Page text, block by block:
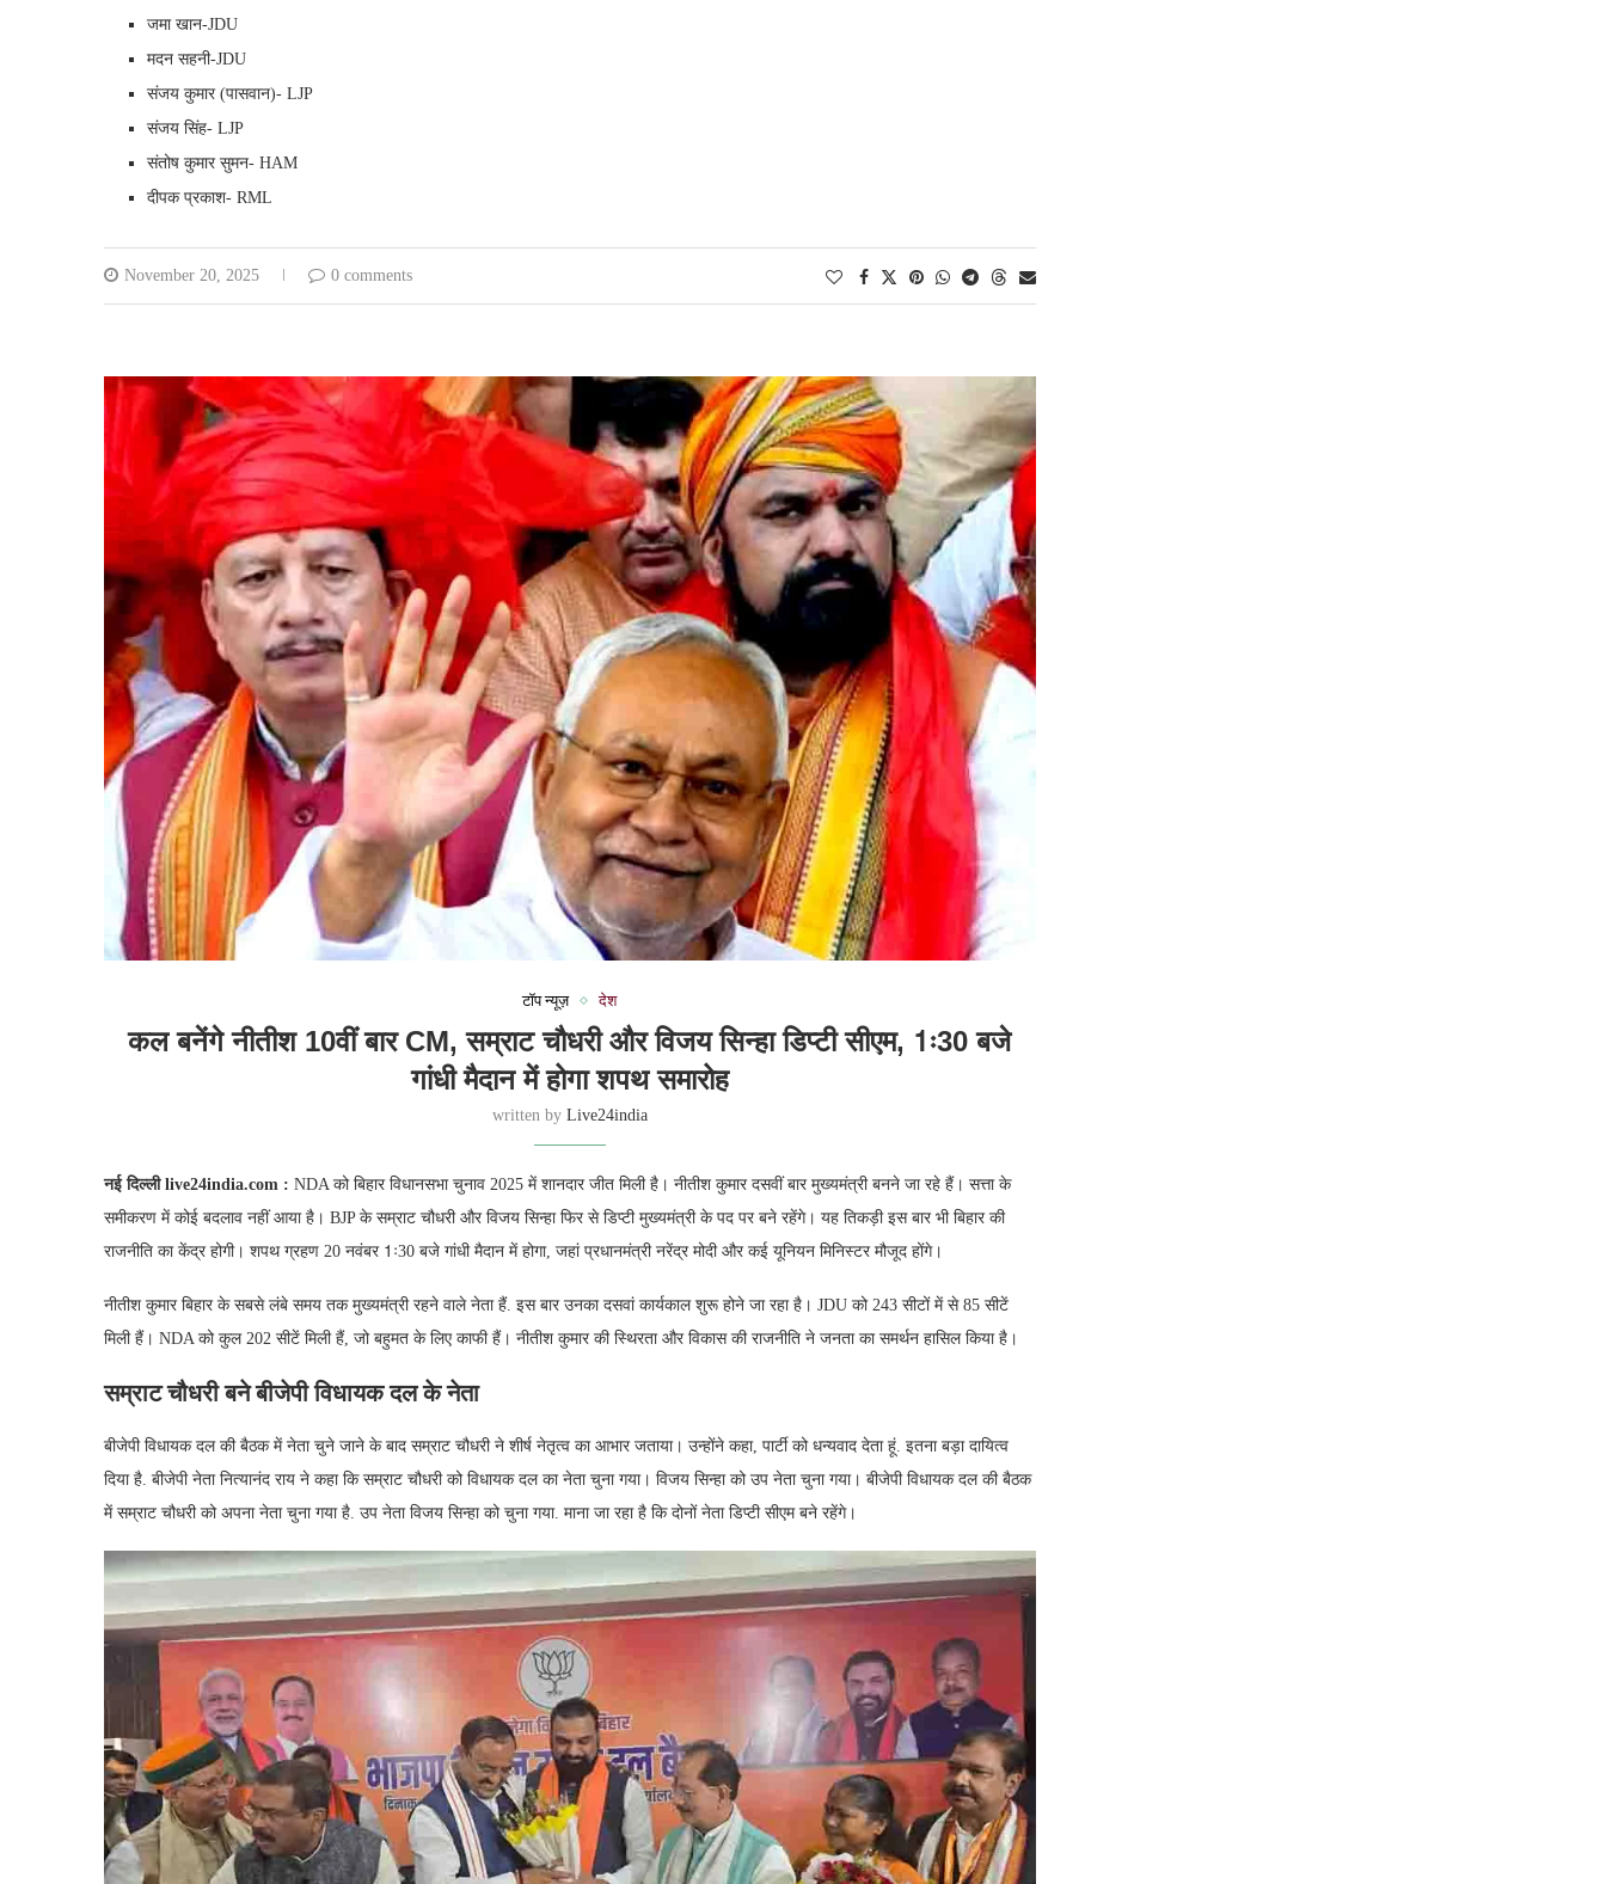
जमा खान-JDU
मदन सहनी-JDU
संजय कुमार (पासवान)- LJP
संजय सिंह- LJP
संतोष कुमार सुमन- HAM
दीपक प्रकाश- RML
November 20, 2025 0 comments
टॉप न्यूज़ देश
कल बनेंगे नीतीश 10वीं बार CM, सम्राट चौधरी और विजय सिन्हा डिप्टी सीएम, 1ः30 बजे
गांधी मैदान में होगा शपथ समारोह
written by Live24india
नई दिल्ली live24india.com : NDA को बिहार विधानसभा चुनाव 2025 में शानदार जीत मिली है। नीतीश कुमार दसवीं बार मुख्यमंत्री बनने जा रहे हैं। सत्ता के
समीकरण में कोई बदलाव नहीं आया है। BJP के सम्राट चौधरी और विजय सिन्हा फिर से डिप्टी मुख्यमंत्री के पद पर बने रहेंगे। यह तिकड़ी इस बार भी बिहार की
राजनीति का केंद्र होगी। शपथ ग्रहण 20 नवंबर 1ः30 बजे गांधी मैदान में होगा, जहां प्रधानमंत्री नरेंद्र मोदी और कई यूनियन मिनिस्टर मौजूद होंगे।
नीतीश कुमार बिहार के सबसे लंबे समय तक मुख्यमंत्री रहने वाले नेता हैं. इस बार उनका दसवां कार्यकाल शुरू होने जा रहा है। JDU को 243 सीटों में से 85 सीटें
मिली हैं। NDA को कुल 202 सीटें मिली हैं, जो बहुमत के लिए काफी हैं। नीतीश कुमार की स्थिरता और विकास की राजनीति ने जनता का समर्थन हासिल किया है।
सम्राट चौधरी बने बीजेपी विधायक दल के नेता
बीजेपी विधायक दल की बैठक में नेता चुने जाने के बाद सम्राट चौधरी ने शीर्ष नेतृत्व का आभार जताया। उन्होंने कहा, पार्टी को धन्यवाद देता हूं. इतना बड़ा दायित्व
दिया है. बीजेपी नेता नित्यानंद राय ने कहा कि सम्राट चौधरी को विधायक दल का नेता चुना गया। विजय सिन्हा को उप नेता चुना गया। बीजेपी विधायक दल की बैठक
में सम्राट चौधरी को अपना नेता चुना गया है. उप नेता विजय सिन्हा को चुना गया. माना जा रहा है कि दोनों नेता डिप्टी सीएम बने रहेंगे।